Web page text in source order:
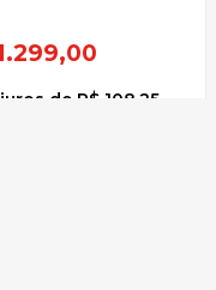
de R$ 108,25